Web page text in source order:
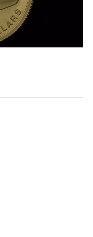
de 2021 était le
qui se dévoilera
Prochain
thème de la
célébrations du
qui a su se
des Canadiens!
emblème du
une place de
royale